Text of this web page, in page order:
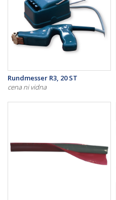
Rundmesser R3, 20 ST
cena ni vidna